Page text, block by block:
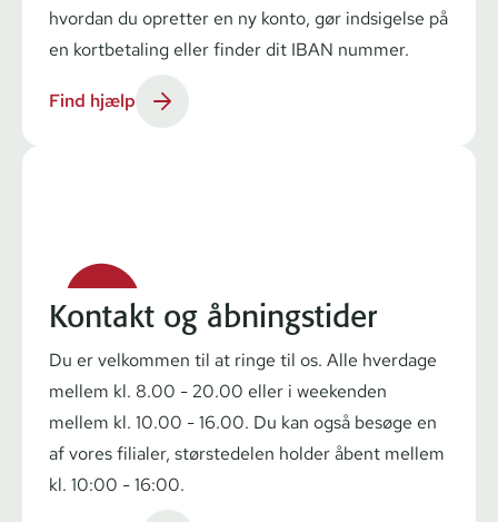
hvordan du opretter en ny konto, gør indsigelse på
en kortbetaling eller finder dit IBAN nummer.
Find hjælp
Kontakt og åbningstider
Du er velkommen til at ringe til os. Alle hverdage
mellem kl. 8.00 - 20.00 eller i weekenden
mellem kl. 10.00 - 16.00. Du kan også besøge en
af vores filialer, størstedelen holder åbent mellem
kl. 10:00 - 16:00.